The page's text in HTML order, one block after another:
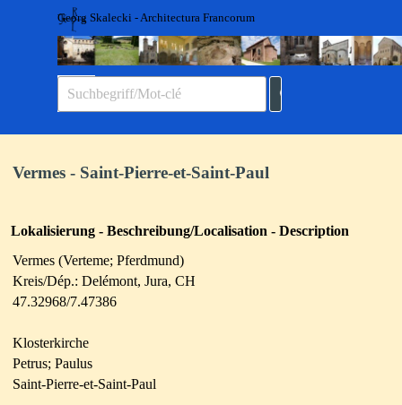
Direkt zum Seiteninhalt
Georg Skalecki - Architectura Francorum
Vermes - Saint-Pierre-et-Saint-Paul
Lokalisierung - Beschreibung/Localisation - Description
Vermes (Verteme; Pferdmund)
Kreis/Dép.: Delémont, Jura, CH
47.32968/7.47386
Klosterkirche
Petrus; Paulus
Saint-Pierre-et-Saint-Paul